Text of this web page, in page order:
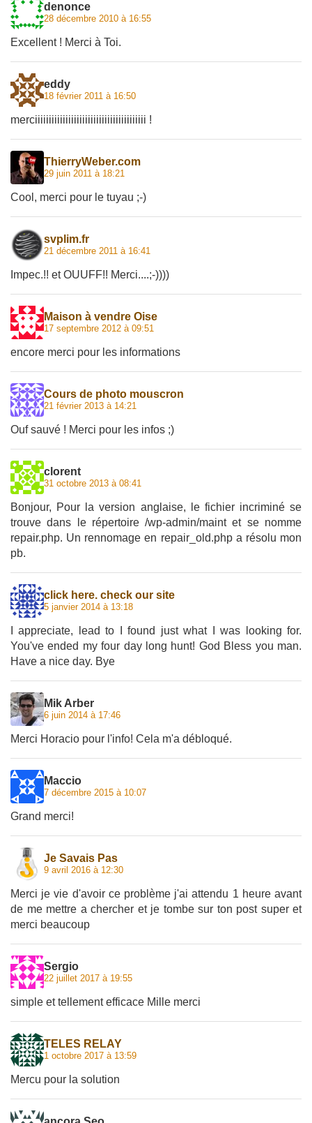
denonce
28 décembre 2010 à 16:55
Excellent ! Merci à Toi.
eddy
18 février 2011 à 16:50
merciiiiiiiiiiiiiiiiiiiiiiiiiiiiiiiiiiiiiiii !
ThierryWeber.com
29 juin 2011 à 18:21
Cool, merci pour le tuyau ;-)
svplim.fr
21 décembre 2011 à 16:41
Impec.!! et OUUFF!! Merci....;-))))
Maison à vendre Oise
17 septembre 2012 à 09:51
encore merci pour les informations
Cours de photo mouscron
21 février 2013 à 14:21
Ouf sauvé ! Merci pour les infos ;)
clorent
31 octobre 2013 à 08:41
Bonjour, Pour la version anglaise, le fichier incriminé se
trouve dans le répertoire /wp-admin/maint et se nomme
repair.php. Un rennomage en repair_old.php a résolu mon
pb.
click here. check our site
5 janvier 2014 à 13:18
I appreciate, lead to I found just what I was looking for.
You've ended my four day long hunt! God Bless you man.
Have a nice day. Bye
Mik Arber
6 juin 2014 à 17:46
Merci Horacio pour l'info! Cela m'a débloqué.
Maccio
7 décembre 2015 à 10:07
Grand merci!
Je Savais Pas
9 avril 2016 à 12:30
Merci je vie d'avoir ce problème j'ai attendu 1 heure avant
de me mettre a chercher et je tombe sur ton post super et
merci beaucoup
Sergio
22 juillet 2017 à 19:55
simple et tellement efficace Mille merci
TELES RELAY
1 octobre 2017 à 13:59
Mercu pour la solution